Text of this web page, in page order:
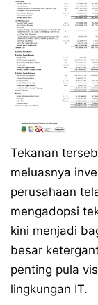
Tekanan
meluasnya
perusahaan
mengadopsi
kini menjadi
besar
penting pula
lingkungan IT.